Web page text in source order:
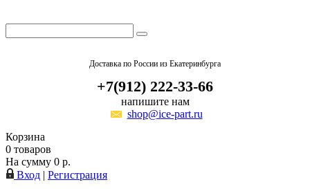
Доставка по России из Екатеринбурга
+7(912) 222-33-66
напишите нам
shop@ice-part.ru
Корзина
0 товаров
На сумму 0 р.
Вход | Регистрация